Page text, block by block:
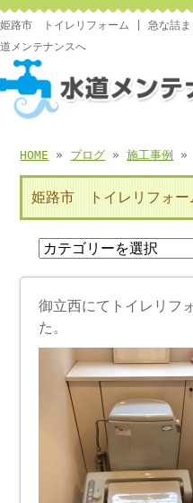
姫路市 トイレリフォーム | 急な詰ま
道メンテナンスへ
HOME » ブログ »施工事例 »
姫路市 トイレリフォー
御立西にてトイレリフ
た。